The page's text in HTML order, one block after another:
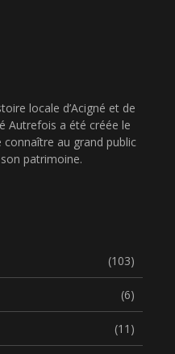
locale d’Acigné et de
Autrefois a été créée le
au grand public
son patrimoine.
(103)
(6)
(11)